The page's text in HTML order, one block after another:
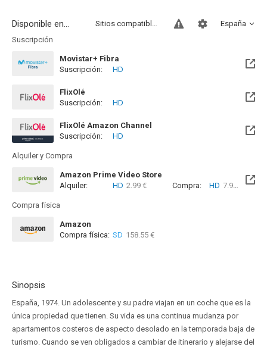
Disponible en... España
Sitios compatibles
Suscripción
Movistar+ Fibra
Disponible hasta el Vie, 01 Ene 2100 (Quedan 73 años)
Suscripción: HD
FlixOlé
Suscripción:
HD
FlixOlé Amazon Channel
Suscripción:
HD
Alquiler y Compra
Amazon Prime Video Store
Alquiler:
HD 2.99 € Compra: HD 7.99 €
Compra física
Amazon
Compra física: SD 158.55 €
Sinopsis
España, 1974. Un adolescente y su padre viajan en un coche que es la
única propiedad que tienen. Su vida es una continua mudanza por
apartamentos costeros de aspecto desolado en la temporada baja de
turismo. Cuando se ven obligados a cambiar de itinerario y alejarse del